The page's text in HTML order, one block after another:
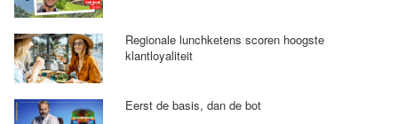
Regionale lunchketens scoren hoogste
klantloyaliteit
Eerst de basis, dan de bot